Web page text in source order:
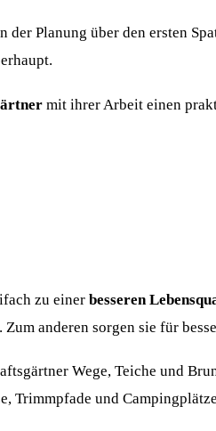
der Planung über den ersten
mit ihrer Arbeit einen
zu einerbesseren
anderen sorgen sie für
Wege, Teiche und
Trimmpfade und